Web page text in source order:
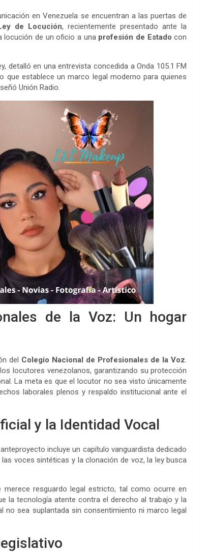
en Venezuela se encuentran a las puertas de
de Locución, recientemente presentado ante la
locución de un oficio a una profesión de Estado con
detalló en una entrevista concedida a Onda 105.1 FM
establece un marco legal moderno para quienes
Unión Radio.
de la Voz: Un hogar
del Colegio Nacional de Profesionales de la Voz.
locutores venezolanos, garantizando su protección
La meta es que el locutor no sea visto únicamente
laborales plenos y respaldo institucional ante el
y la Identidad Vocal
incluye un capítulo vanguardista dedicado
las voces sintéticas y la clonación de voz, la ley busca
resguardo legal estricto, tal como ocurre en
la tecnología atente contra el derecho al trabajo y la
no sea suplantada sin consentimiento ni marco legal